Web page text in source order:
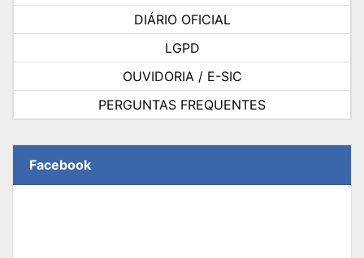
DIÁRIO OFICIAL
LGPD
OUVIDORIA / E-SIC
PERGUNTAS FREQUENTES
Facebook